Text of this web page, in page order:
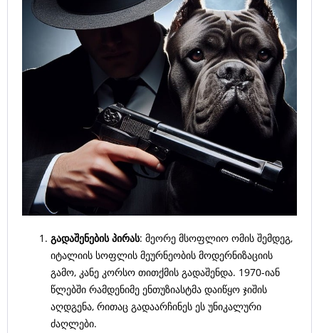
გადაშენების პირას: მეორე მსოფლიო ომის შემდეგ,
იტალიის სოფლის მეურნეობის მოდერნიზაციის
გამო, კანე კორსო თითქმის გადაშენდა. 1970-იან
წლებში რამდენიმე ენთუზიასტმა დაიწყო ჯიშის
აღდგენა, რითაც გადაარჩინეს ეს უნიკალური
ძაღლები.